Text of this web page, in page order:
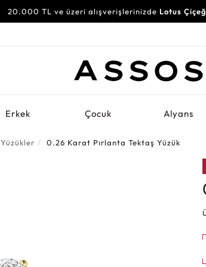
20.000 TL ve üzeri alışverişlerinizde Lotus
Erkek Çocuk Alyans
0.26 Karat Pırlanta Tektaş Yüzük